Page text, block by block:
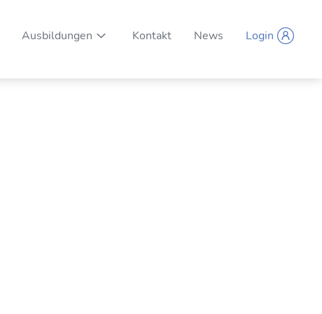
Ausbildungen Unternavigation ein-/ausblenden
Kontakt News Login